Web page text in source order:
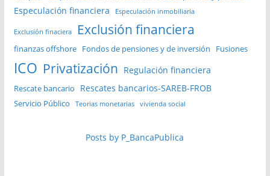
Especulación financiera Especulación inmobiliaria
Exclusión finaciera Exclusión financiera
finanzas offshore Fondos de pensiones y de inversión Fusiones
ICO Privatización Regulación financiera
Rescate bancario Rescates bancarios-SAREB-FROB
Servicio Público Teorias monetarias vivienda social
Posts by P_BancaPublica